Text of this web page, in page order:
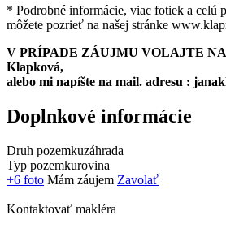
* Podrobné informácie, viac fotiek a celú
môžete pozrieť na našej stránke
V PRÍPADE ZÁUJMU VOLAJTE NA
Klapková,
alebo mi napíšte na mail. adresu :
Doplnkové informácie
Druh pozemkuzáhrada
Typ pozemkurovina
+6 foto Mám záujem Zavolať
Kontaktovať makléra